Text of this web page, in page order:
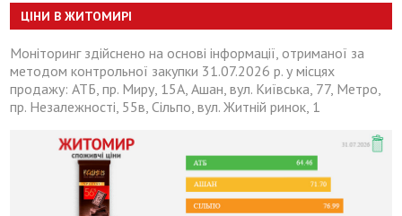
ЦІНИ В ЖИТОМИРІ
Моніторинг здійснено на основі інформації, отриманої за
методом контрольної закупки 31.07.2026 р. у місцях
продажу: АТБ, пр. Миру, 15А, Ашан, вул. Київська, 77, Метро,
пр. Незалежності, 55в, Сільпо, вул. Житній ринок, 1